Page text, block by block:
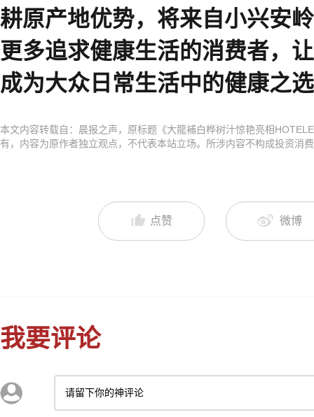
耕原产地优势，将来自小兴安
更多追求健康生活的消费者，
成为大众日常生活中的健康之
本文内容转载自：晨报之声，原标题《大龍補白桦树汁惊艳亮相
有，内容为原作者独立观点，不代表本站立场。所涉内容不构成投资消
点赞 微博
我要评论
请留下你的神评论